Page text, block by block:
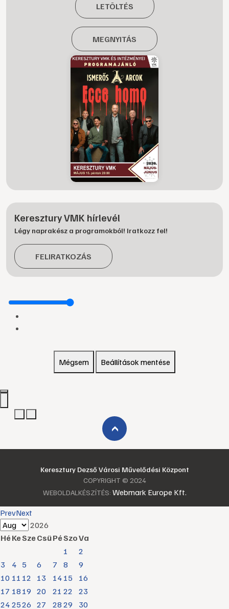
LETÖLTÉS
MEGNYITÁS
Keresztury VMK hírlevél
Légy naprakész a programokból! Iratkozz fel!
FELIRATKOZÁS
Mégsem Beállítások mentése
›
Keresztury Dezső Városi Művelődési Központ
COPYRIGHT © 2024
WEBOLDALKÉSZÍTÉS: Webmark Europe Kft.
PrevNext
2026
HéKeSzeCsüPéSzoVa
1
2
3
4 5 6 7 8
9
10 11 12 13 14 15
16
17 18 19 20 21 22
23
24 2526 27 28 29 30